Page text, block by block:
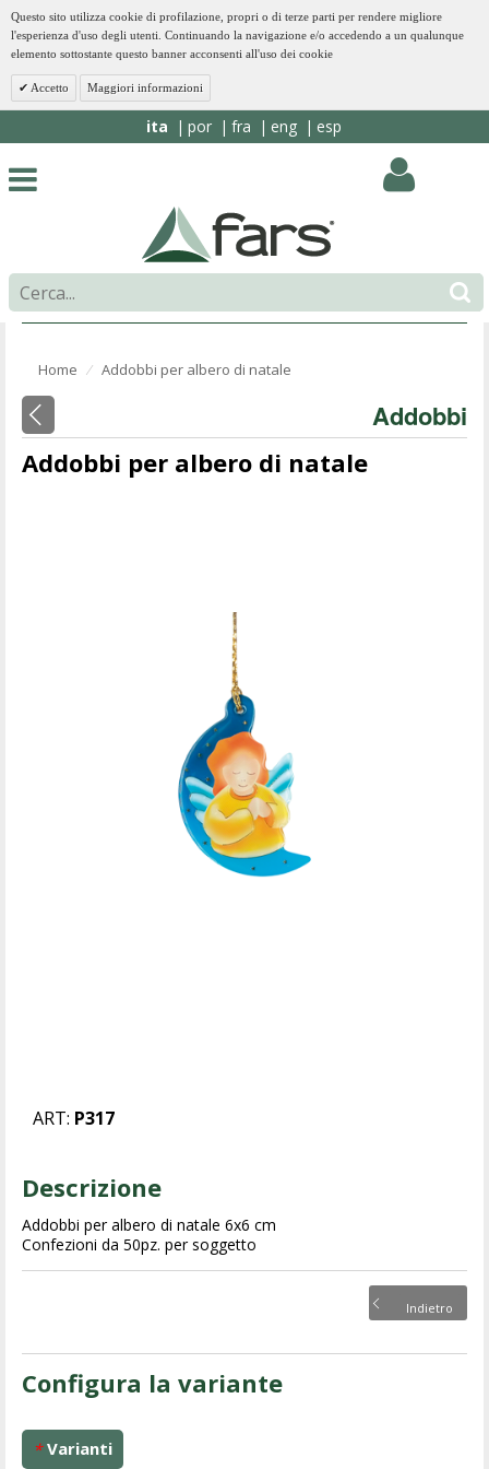
Questo sito utilizza cookie di profilazione, propri o di terze parti per rendere migliore
l'esperienza d'uso degli utenti. Continuando la navigazione e/o accedendo a un qualunque
elemento sottostante questo banner acconsenti all'uso dei cookie
Accetto Maggiori informazioni
ita por fra eng esp
Home ⁄ Addobbi per albero di natale
Addobbi
Addobbi per albero di natale
ART: P317
Descrizione
Addobbi per albero di natale 6x6 cm
Confezioni da 50pz. per soggetto
Indietro
Configura la variante
* Varianti